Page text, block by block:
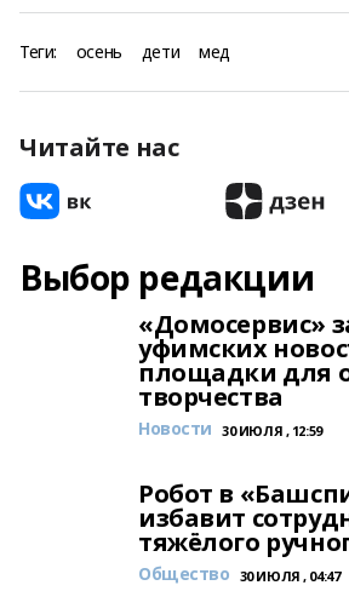
Теги: осень дети мед
Читайте нас
Выбор редакции
«Домосервис»
уфимских
площадки для
творчества
Новости 30 ИЮЛЯ , 12:59
Робот в
избавит
тяжёлого
Общество 30 ИЮЛЯ , 04:47